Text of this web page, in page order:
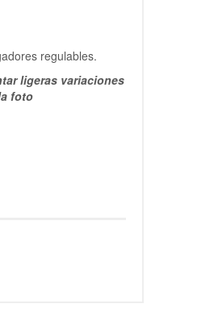
regulables.
ligeras variaciones
foto